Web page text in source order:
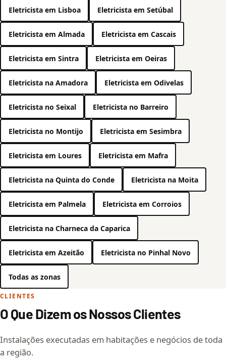
Eletricista em Lisboa Eletricista em Setúbal
Eletricista em Almada Eletricista em Cascais
Eletricista em Sintra Eletricista em Oeiras
Eletricista na Amadora Eletricista em Odivelas
Eletricista no Seixal Eletricista no Barreiro
Eletricista no Montijo Eletricista em Sesimbra
Eletricista em Loures Eletricista em Mafra
Eletricista na Quinta do Conde Eletricista na Moita
Eletricista em Palmela Eletricista em Corroios
Eletricista na Charneca da Caparica
Eletricista em Azeitão Eletricista no Pinhal Novo
Todas as zonas
CLIENTES
O Que Dizem os Nossos Clientes
Instalações executadas em habitações e negócios de toda
a região.